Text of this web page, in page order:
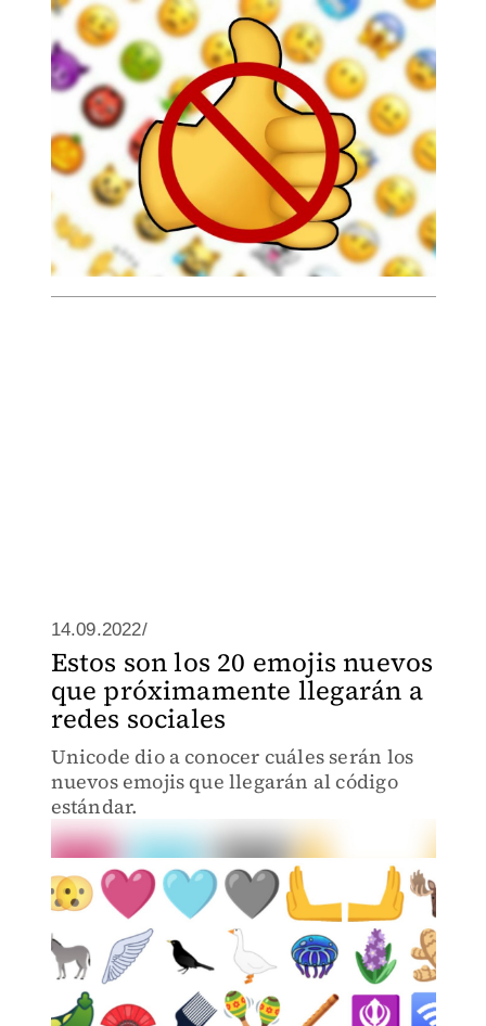
que creen inapropiados.
14.09.2022/
Estos son los 20 emojis nuevos
que próximamente llegarán a
redes sociales
Unicode dio a conocer cuáles serán los
nuevos emojis que llegarán al código
estándar.